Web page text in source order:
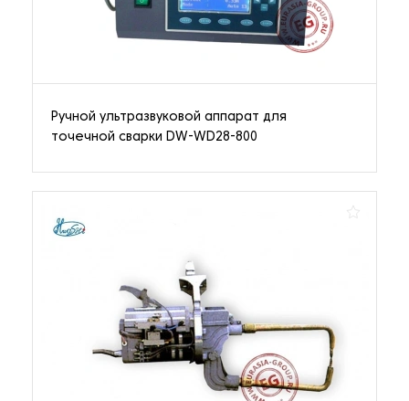
Ручной ультразвуковой аппарат для
точечной сварки DW-WD28-800